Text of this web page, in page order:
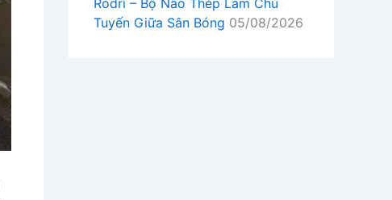
Tuyến Giữa Sân Bóng 05/08/2026